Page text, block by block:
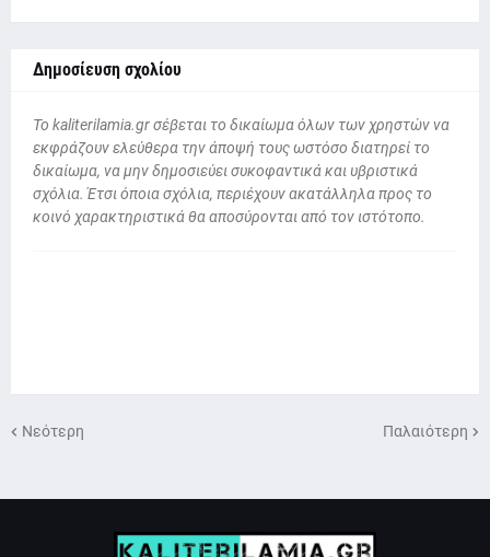
Δημοσίευση σχολίου
To kaliterilamia.gr σέβεται το δικαίωμα όλων των χρηστών να
εκφράζουν ελεύθερα την άποψή τους ωστόσο διατηρεί το
δικαίωμα, να μην δημοσιεύει συκοφαντικά και υβριστικά
σχόλια. Έτσι όποια σχόλια, περιέχουν ακατάλληλα προς το
κοινό χαρακτηριστικά θα αποσύρονται από τον ιστότοπο.
Νεότερη Παλαιότερη